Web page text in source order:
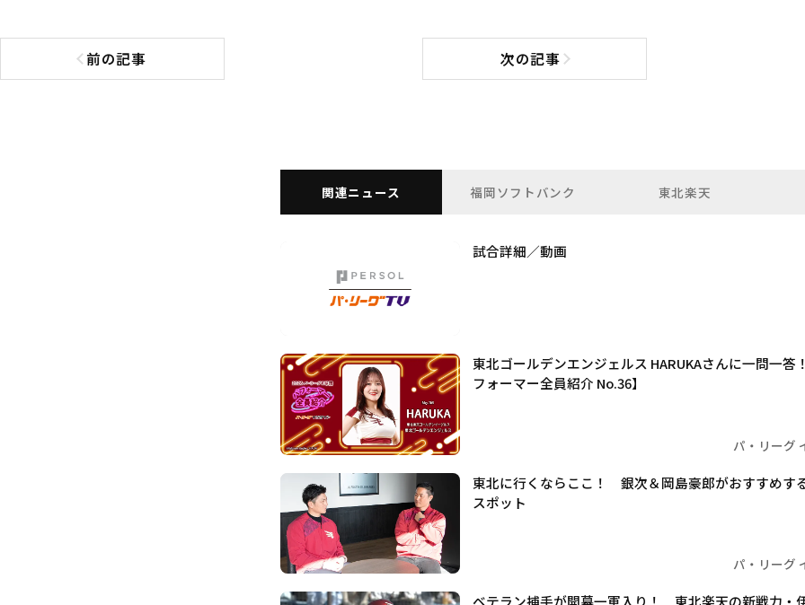
前の記事
前の記事へ 次の記事次の記事へ
関連ニュース 福岡ソフトバンク 東北楽天
試合詳細／動画
東北ゴールデンエンジェルス HARUKAさんに一問一答
フォーマー全員紹介 No.36】
パ・リーグ
東北に行くならここ！ 銀次＆岡島豪郎がおすすめす
スポット
パ・リーグ